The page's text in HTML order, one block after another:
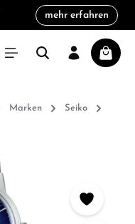
mehr erfahren
Marken
Seiko